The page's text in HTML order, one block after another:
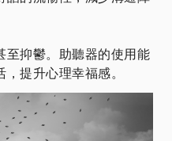
至抑鬱。助聽器的使用能
提升心理幸福感。